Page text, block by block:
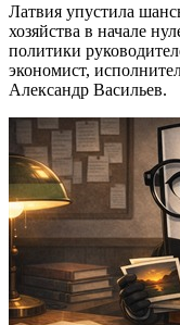
Латвия упустила
хозяйства в начале
политики
экономист,
Александр Васильев.